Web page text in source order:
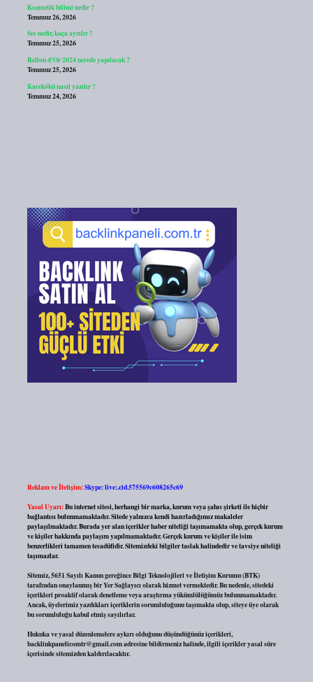
Kozmetik bilimi nedir ?
Temmuz 26, 2026
Ses nedir, kaça ayrılır ?
Temmuz 25, 2026
Ballon d’Or 2024 nerede yapılacak ?
Temmuz 25, 2026
Karekökü nasıl yazılır ?
Temmuz 24, 2026
Reklam ve İletişim:Skype: live:.cid.575569c608265c69
Yasal Uyarı:Bu internet sitesi, herhangi bir marka, kurum veya şahıs şirketi ile hiçbir
bağlantısı bulunmamaktadır. Sitede yalnızca kendi hazırladığımız makaleler
paylaşılmaktadır. Burada yer alan içerikler haber niteliği taşımamakta olup, gerçek kurum
ve kişiler hakkında paylaşım yapılmamaktadır. Gerçek kurum ve kişiler ile isim
benzerlikleri tamamen tesadüfidir. Sitemizdeki bilgiler taslak halindedir ve tavsiye niteliği
taşımazlar.
Sitemiz, 5651 Sayılı Kanun gereğince Bilgi Teknolojileri ve İletişim Kurumu (BTK)
tarafından onaylanmış bir Yer Sağlayıcı olarak hizmet vermektedir. Bu nedenle, sitedeki
içerikleri proaktif olarak denetleme veya araştırma yükümlülüğümüz bulunmamaktadır.
Ancak, üyelerimiz yazdıkları içeriklerin sorumluluğunu taşımakta olup, siteye üye olarak
bu sorumluluğu kabul etmiş sayılırlar.
Hukuka ve yasal düzenlemelere aykırı olduğunu düşündüğünüz içerikleri,
backlinkpanelicomtr@gmail.comadresine bildirmeniz halinde, ilgili içerikler yasal süre
içerisinde sitemizden kaldırılacaktır.